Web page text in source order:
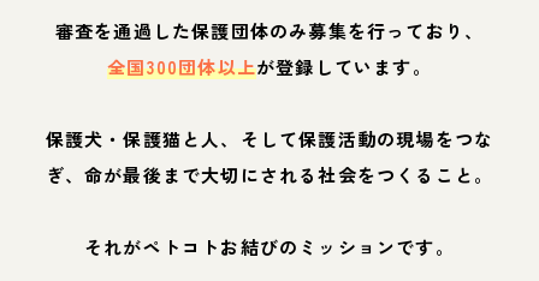
審査を通過した保護団体のみ募集を行っており、
全国300団体以上が登録しています。
保護犬・保護猫と人、そして保護活動の現場をつな
ぎ、命が最後まで大切にされる社会をつくること。
それがペトコトお結びのミッションです。